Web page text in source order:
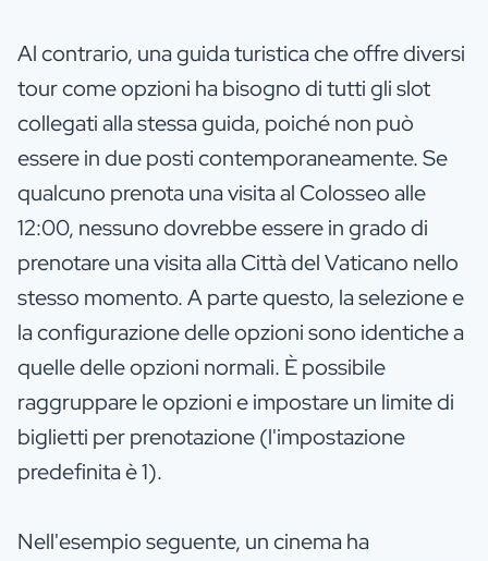
Al contrario, una guida turistica che offre diversi
tour come opzioni ha bisogno di tutti gli slot
collegati alla stessa guida, poiché non può
essere in due posti contemporaneamente. Se
qualcuno prenota una visita al Colosseo alle
12:00, nessuno dovrebbe essere in grado di
prenotare una visita alla Città del Vaticano nello
stesso momento. A parte questo, la selezione e
la configurazione delle opzioni sono identiche a
quelle delle opzioni normali. È possibile
raggruppare le opzioni e impostare un limite di
biglietti per prenotazione (l'impostazione
predefinita è 1).
Nell'esempio seguente, un cinema ha